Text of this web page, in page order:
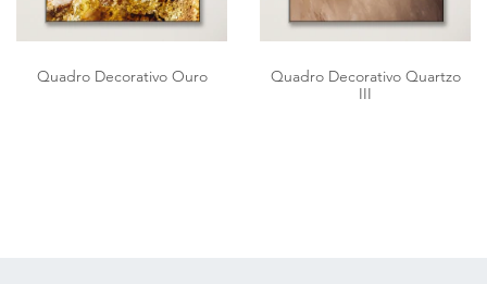
Quadro Decorativo Ouro
Quadro Decorativo Quartzo
III